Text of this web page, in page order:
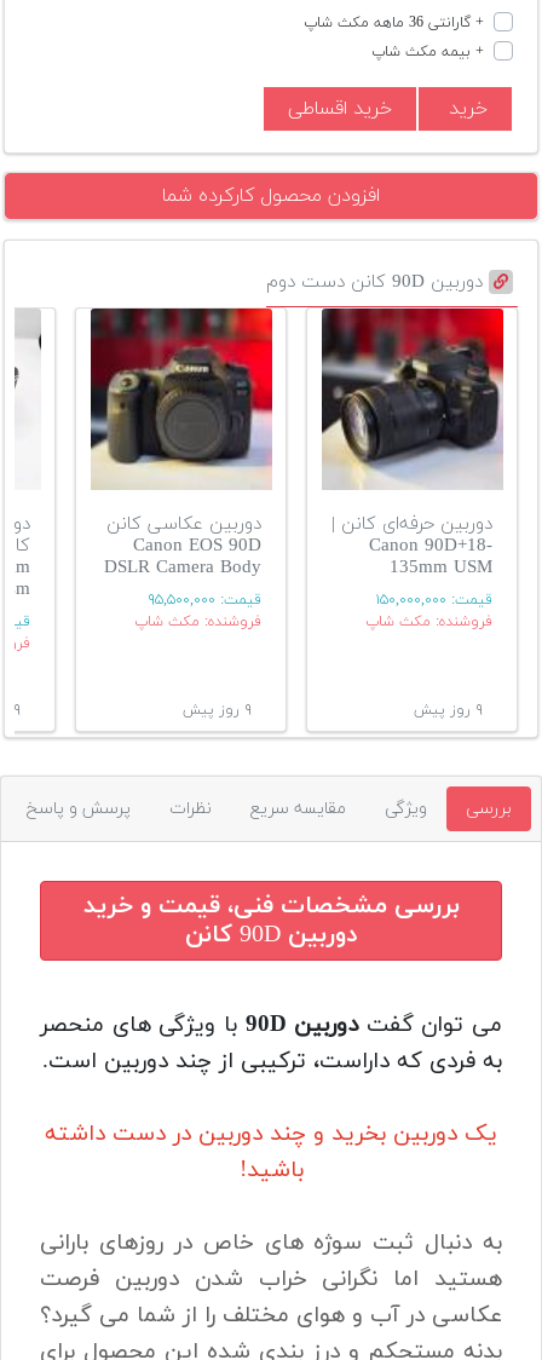
+ گارانتی 36 ماهه مکث شاپ
+ بیمه مکث شاپ
خرید خرید اقساطی
افزودن محصول کارکرده شما
دوربین 90D کانن دست دوم
دوربین حرفه‌ای کانن |
Canon 90D+18-
135mm USM
قیمت: ۱۵۰,۰۰۰,۰۰۰
فروشنده: مکث شاپ
۹ روز پیش
دوربین عکاسی کانن
Canon EOS 90D
DSLR Camera Body
قیمت: ۹۵,۵۰۰,۰۰۰
فروشنده: مکث شاپ
۹ روز پیش ۹ روز پیش
بررسی ویژگی مقایسه سریع نظرات پرسش و پاسخ
بررسی مشخصات فنی، قیمت و خرید
دوربین 90D کانن
می توان گفتدوربین 90D
با ویژگی های منحصر
به فردی که داراست، ترکیبی از چند دوربین است.
یک دوربین بخرید و چند دوربین در دست داشته
باشید!
به دنبال ثبت سوژه های خاص در روزهای بارانی
هستید اما نگرانی خراب شدن دوربین فرصت
عکاسی در آب و هوای مختلف را از شما می گیرد؟
بدنه مستحکم و درز بندی شده این محصول برای